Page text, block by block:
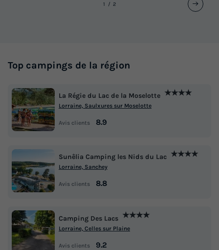
1 2
Top campings de la région
La Régie du Lac de la Moselotte ★★★★
Lorraine, Saulxures sur Moselotte
Avis clients 8.9
Sunêlia Camping les Nids du Lac ★★★★
Lorraine, Sanchey
Avis clients 8.8
Camping Des Lacs ★★★★
Lorraine, Celles sur Plaine
Avis clients 9.2